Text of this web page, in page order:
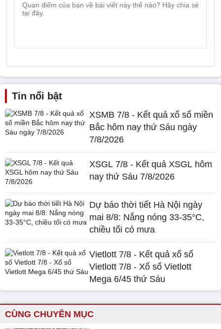
Tin nổi bật
XSMB 7/8 - Kết quả xổ số miền
Bắc hôm nay thứ Sáu ngày
7/8/2026
XSGL 7/8 - Kết quả XSGL hôm
nay thứ Sáu 7/8/2026
Dự báo thời tiết Hà Nội ngày
mai 8/8: Nắng nóng 33-35°C,
chiều tối có mưa
Vietlott 7/8 - Kết quả xổ số
Vietlott 7/8 - Xổ số Vietlott
Mega 6/45 thứ Sáu
CÙNG CHUYÊN MỤC